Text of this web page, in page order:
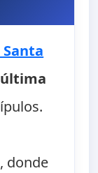
última
donde